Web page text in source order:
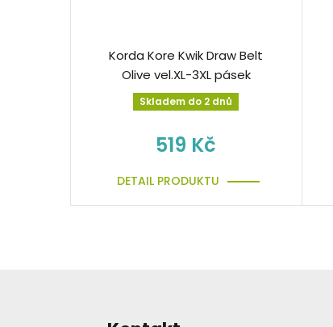
Korda Kore Kwik Draw Belt
Olive vel.XL-3XL pásek
Skladem do 2 dnů
519 Kč
DETAIL PRODUKTU